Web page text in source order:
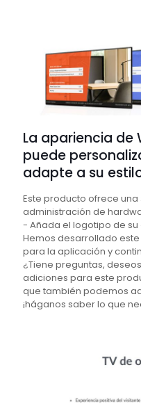
La apariencia de
puede
adapte a su
Este producto ofrece
administración de
- Añada el logotipo de
Hemos desarrollado
para la aplicación y
¿Tiene preguntas,
adiciones para este
que también podemos
¡háganos saber lo que